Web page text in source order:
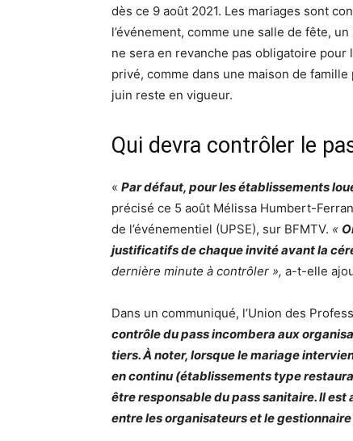
dès ce 9 août 2021. Les mariages sont
l’événement, comme une salle de fête,
ne sera en revanche pas obligatoire
privé, comme dans une maison de
juin reste en vigueur.
Qui devra contrôler le
« Par défaut, pour les établissements
précisé ce 5 août Mélissa Humbert-
de l’événementiel (UPSE), sur BFMTV. «
justificatifs de chaque invité avant la
dernière minute à contrôler », a-t-elle
Dans un communiqué, l’Union des
contrôle du pass incombera aux
tiers. À noter, lorsque le mariage
en continu (établissements type
être responsable du pass sanitaire. Il est
entre les organisateurs et le